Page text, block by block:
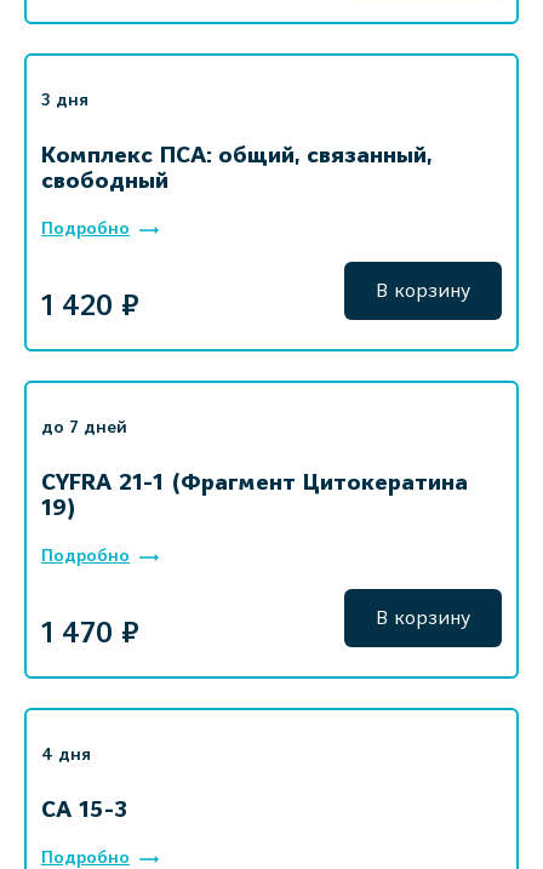
3 дня
Комплекс ПСА: общий, связанный,
свободный
Подробно
1 420 ₽ В корзину
до 7 дней
CYFRA 21-1 (Фрагмент Цитокератина
19)
Подробно
1 470 ₽ В корзину
4 дня
СА 15-3
Подробно